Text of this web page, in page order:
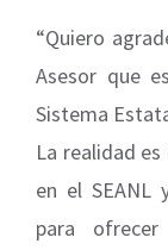
“Quiero
Asesor que
Sistema
La realidad
en el SEANL
para